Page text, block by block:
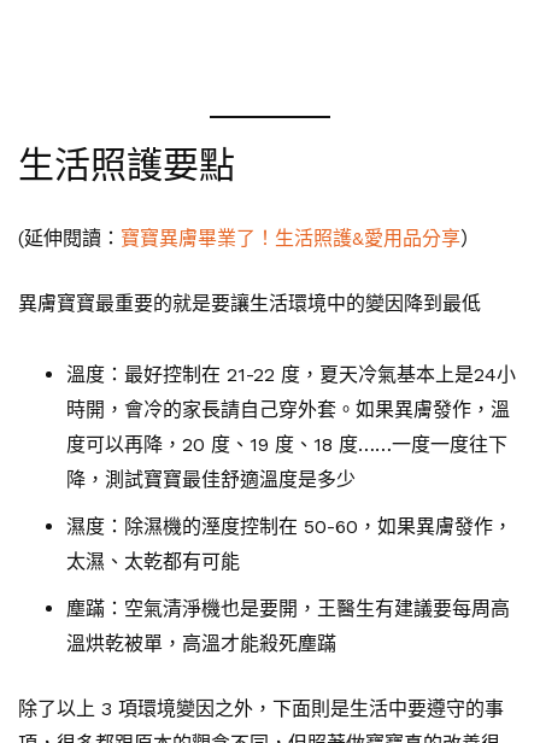
生活照護要點
(延伸閱讀： 寶寶異膚畢業了！生活照護&愛用品分享）
異膚寶寶最重要的就是要讓生活環境中的變因降到最低
溫度：最好控制在 21-22 度，夏天冷氣基本上是24小
時開，會冷的家長請自己穿外套。如果異膚發作，溫
度可以再降，20 度、19 度、18 度……一度一度往下
降，測試寶寶最佳舒適溫度是多少
濕度：除濕機的溼度控制在 50-60，如果異膚發作，
太濕、太乾都有可能
塵蹣：空氣清淨機也是要開，王醫生有建議要每周高
溫烘乾被單，高溫才能殺死塵蹣
除了以上 3 項環境變因之外，下面則是生活中要遵守的事